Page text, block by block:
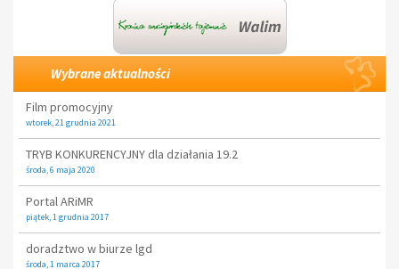
Wybrane aktualności
Film promocyjny
wtorek, 21 grudnia 2021
TRYB KONKURENCYJNY dla działania 19.2
środa, 6 maja 2020
Portal ARiMR
piątek, 1 grudnia 2017
doradztwo w biurze lgd
środa, 1 marca 2017